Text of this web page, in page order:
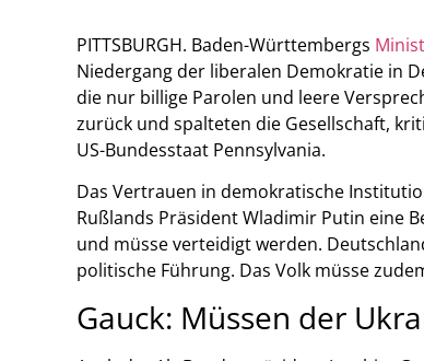
PITTSBURGH. Baden-Württembergs
Niedergang der liberalen Demokratie in
die nur billige Parolen und leere
zurück und spalteten die Gesellschaft,
US-Bundesstaat Pennsylvania.
Das Vertrauen in demokratische
Rußlands Präsident Wladimir Putin eine
und müsse verteidigt werden.
politische Führung. Das Volk müsse
Gauck: Müssen der